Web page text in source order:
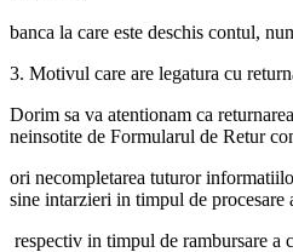
banca la care este deschis contul,
3. Motivul care are legatura cu
Dorim sa va atentionam ca
neinsotite de Formularul de Retur
ori necompletarea tuturor
sine intarzieri in timpul de procesare
respectiv in timpul de rambursare a